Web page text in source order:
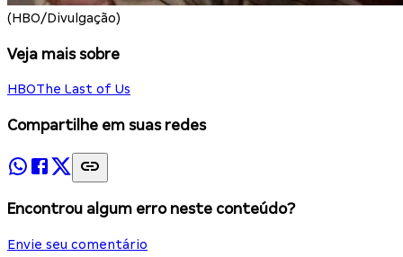
(HBO/Divulgação)
Veja mais sobre
HBOThe Last of Us
Compartilhe em suas redes
Encontrou algum erro neste conteúdo?
Envie seu comentário